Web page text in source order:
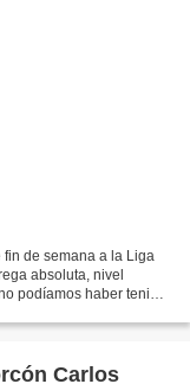
fin de semana a la Liga
absoluta, nivel
podíamos haber tenido
Carlos